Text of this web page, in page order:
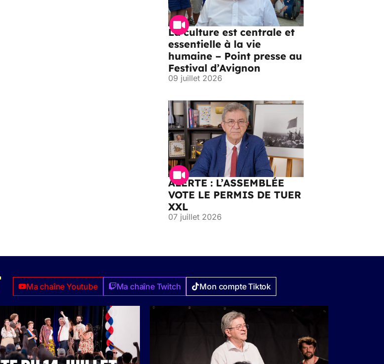
La culture est centrale et
essentielle à la vie
humaine – Point presse au
Festival d’Avignon
09 juillet 2026
ALERTE : L’ASSEMBLÉE
VOTE LE PERMIS DE TUER
XXL
07 juillet 2026
Ma chaîne Youtube Ma chaîne Twitch Mon compte Tiktok